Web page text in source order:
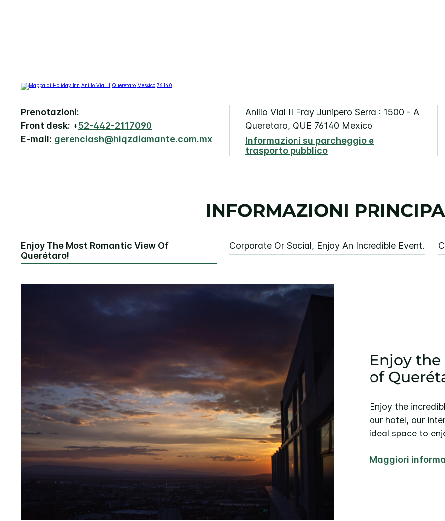
Prenotazioni:
Front desk: +52-442-2117090
E-mail: gerenciash@hiqzdiamante.com.mx
Anillo Vial II Fray Junipero Serra : 1500 - A
Queretaro, QUE 76140 Mexico
Informazioni su parcheggio e
trasporto pubblico
INFORMAZIONI
Enjoy The Most Romantic View Of
Querétaro!
Corporate Or Social, Enjoy An Incredible Event.
Enjoy
of
Enjoy the
our hotel, our
ideal space to
Maggiori